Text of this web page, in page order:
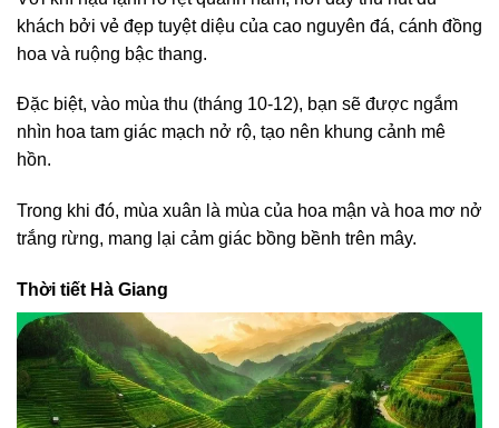
khách bởi vẻ đẹp tuyệt diệu của cao nguyên đá, cánh đồng
hoa và ruộng bậc thang.
Đặc biệt, vào mùa thu (tháng 10-12), bạn sẽ được ngắm
nhìn hoa tam giác mạch nở rộ, tạo nên khung cảnh mê
hồn.
Trong khi đó, mùa xuân là mùa của hoa mận và hoa mơ nở
trắng rừng, mang lại cảm giác bồng bềnh trên mây.
Thời tiết Hà Giang